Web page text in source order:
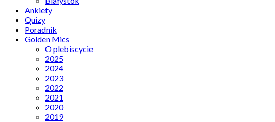
Ankiety
Quizy
Poradnik
Golden Mics
O plebiscycie
2025
2024
2023
2022
2021
2020
2019